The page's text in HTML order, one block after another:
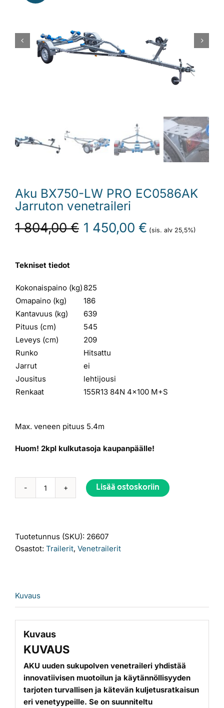
Valmistajat
Aku BX750-LW PRO EC0586AK
Jarruton venetraileri
1 804,00€ Alkuperäinen
hinta
1 450,00 € hinta
(sis. alv 25,5%)
Tekniset tiedot
Kokonaispaino (kg) 825
Omapaino (kg)
186
Kantavuus (kg)
639
Pituus (cm)
545
Leveys (cm)
209
Runko
Hitsattu
Jarrut
ei
Jousitus
lehtijousi
Renkaat
155R13 84N 4×100 M+S
Max. veneen pituus 5.4m
Huom! 2kpl kulkutasoja kaupanpäälle!
Aku
EC0586AK
Jarruton
Lisää ostoskoriin
Alternative:
Tuotetunnus (SKU): 26607
Osastot: Trailerit, Venetrailerit
Kuvaus
Kuvaus
KUVAUS
AKU uuden sukupolven venetraileri yhdistää
innovatiivisen muotoilun ja käytännöllisyyden
tarjoten turvallisen ja kätevän kuljetusratkaisun
eri venetyypeille. Se on suunniteltu